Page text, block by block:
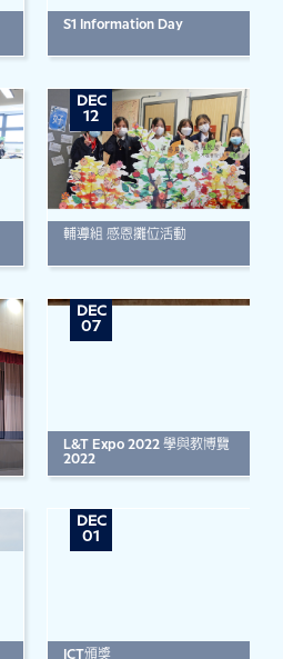
S1 Information Day
DEC
12
輔導組 感恩攤位活動
DEC
07
L&T Expo 2022 學與教博覽
2022
DEC
01
ICT頒獎